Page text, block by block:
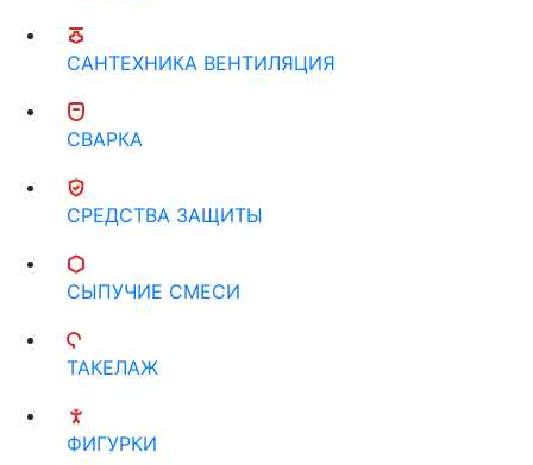
САНТЕХНИКА ВЕНТИЛЯЦИЯ
СВАРКА
СРЕДСТВА ЗАЩИТЫ
СЫПУЧИЕ СМЕСИ
ТАКЕЛАЖ
ФИГУРКИ